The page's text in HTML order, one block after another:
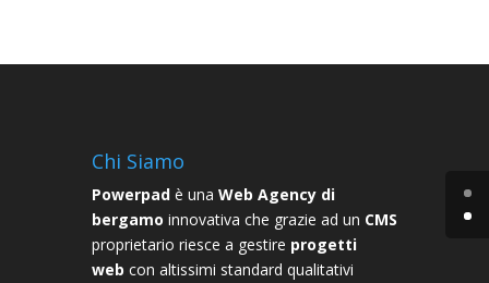
Chi Siamo
Powerpad è una Web Agency di
bergamo innovativa che grazie ad un CMS
proprietario riesce a gestire progetti
web con altissimi standard qualitativi